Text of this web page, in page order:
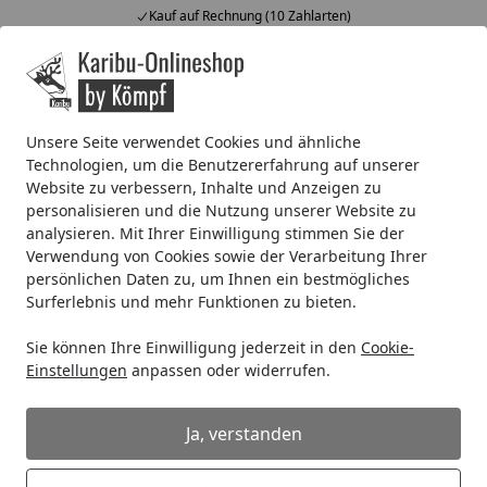
Unsere Seite verwendet Cookies und ähnliche
Technologien, um die Benutzererfahrung auf unserer
Website zu verbessern, Inhalte und Anzeigen zu
personalisieren und die Nutzung unserer Website zu
analysieren. Mit Ihrer Einwilligung stimmen Sie der
Verwendung von Cookies sowie der Verarbeitung Ihrer
persönlichen Daten zu, um Ihnen ein bestmögliches
Surferlebnis und mehr Funktionen zu bieten.
Sie können Ihre Einwilligung jederzeit in den Cookie-
Einstellungen anpassen oder widerrufen.
Ja, verstanden
Kauf auf Rechnung (10 Zahlarten)
Alle Produkte
Mein Konto
Startseite
Systemhaus Zubehör für Systemhäuser Dachrinnen
Kunststoff Dachrinnenset für
Karibu Gartenhaus Northeim
2/3/4/5/6